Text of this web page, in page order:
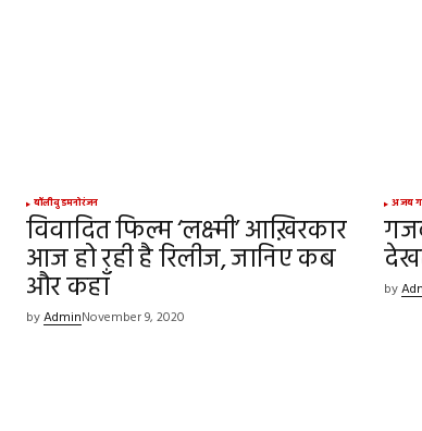
Save my name, email,
this browser for the
बॉलीवुडमनोरंजन
विवादित फिल्म ‘लक्ष्मी’ आख़िरकार
आज हो रही है रिलीज, जानिए कब
और कहाँ
byAdminNovember 9, 2020
अजब
by